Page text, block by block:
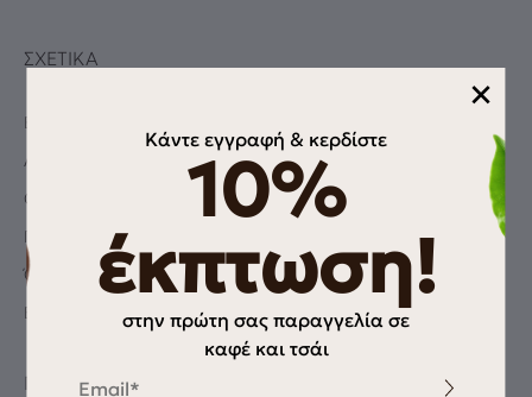
×
Κάντε εγγραφή & κερδίστε
10%
έκπτωση!
στην πρώτη σας παραγγελία σε
καφέ και τσάι
Email
ΣΧΕΤΙΚΆ
Blog
Albums
Coffee Quiz
Πολιτική Απορρήτου
Όροι χρήσης
Επικοινωνία
ΠΛΗΡΟΦΟΡΊΕΣ